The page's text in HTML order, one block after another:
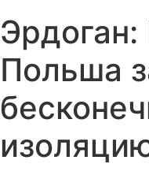
Эрдоган:
Польша